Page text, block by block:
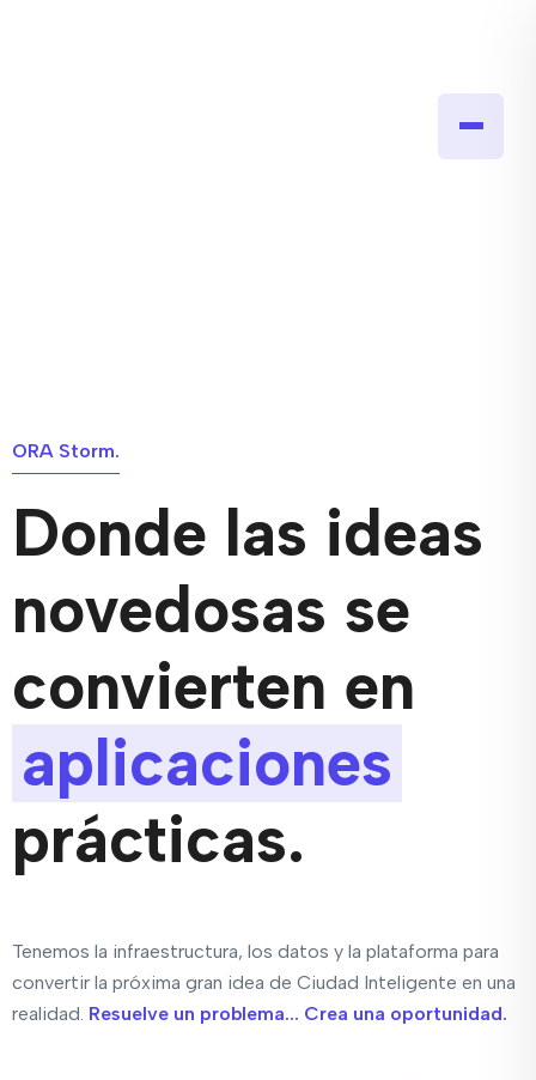
ORA Storm.
Donde las ideas
novedosas se
convierten en
aplicaciones
prácticas.
Tenemos la infraestructura, los datos y la plataforma para
convertir la próxima gran idea de Ciudad Inteligente en una
realidad. Resuelve un problema... Crea una oportunidad.